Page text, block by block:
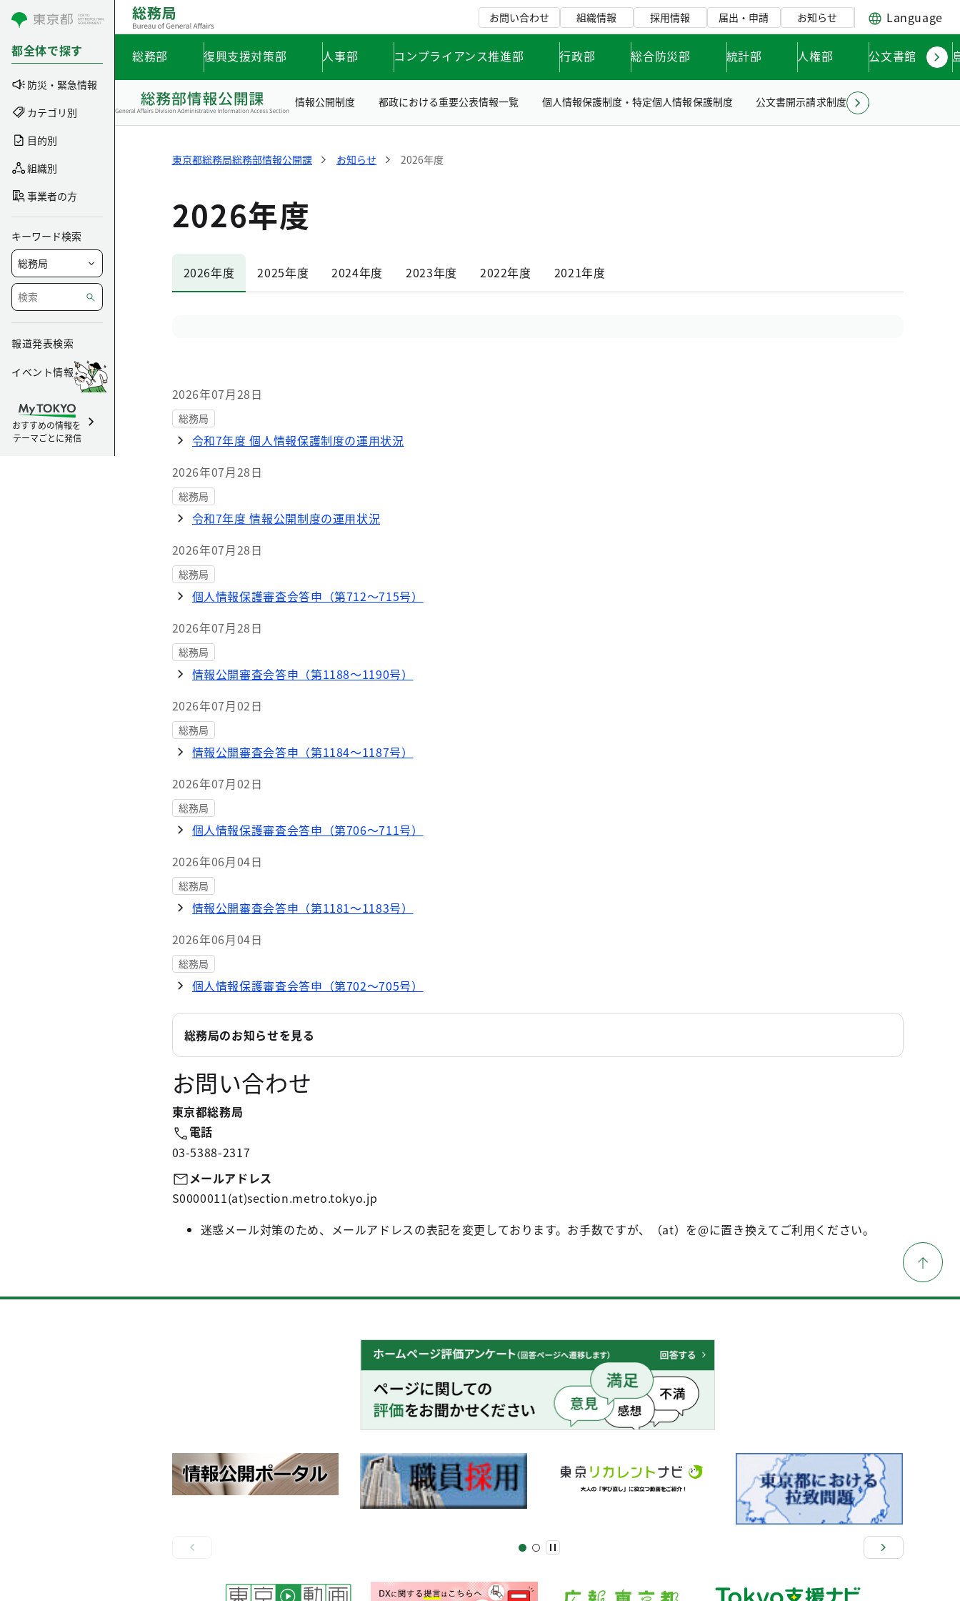
コンテンツにスキップ
都全体で探す
防災・緊急情報
カテゴリ別
目的別
組織別
事業者の方
キーワード検索
報道発表検索
イベント情報
おすすめの情報を
テーマごとに発信
お問い合わせ 組織情報 採用情報 届出・申請 お知らせ Language
総務部 復興支援対策部 人事部 コンプライアンス推進部 行政部 総合防災部 統計部 人権部 公文書館
情報公開制度 都政における重要公表情報一覧 個人情報保護制度・特定個人情報保護制度 公文書開示請求制度について
東京都総務局総務部情報公開課 お知らせ 2026年度
2026年度
2026年度 2025年度 2024年度 2023年度 2022年度 2021年度
2026年07月28日
総務局
令和7年度 個人情報保護制度の運用状況
2026年07月28日
総務局
令和7年度 情報公開制度の運用状況
2026年07月28日
総務局
個人情報保護審査会答申（第712～715号）
2026年07月28日
総務局
情報公開審査会答申（第1188～1190号）
2026年07月02日
総務局
情報公開審査会答申（第1184～1187号）
2026年07月02日
総務局
個人情報保護審査会答申（第706～711号）
2026年06月04日
総務局
情報公開審査会答申（第1181～1183号）
2026年06月04日
総務局
個人情報保護審査会答申（第702～705号）
総務局のお知らせを見る
お問い合わせ
東京都総務局
電話
03-5388-2317
メールアドレス
S0000011(at)section.metro.tokyo.jp
迷惑メール対策のため、メールアドレスの表記を変更しております。お手数ですが、（at）を@に置き換えてご利用ください。